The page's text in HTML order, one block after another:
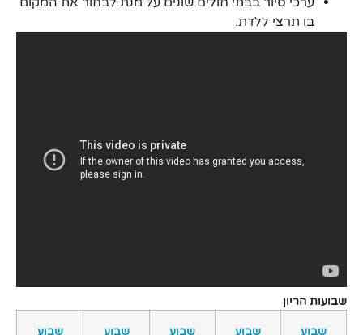
בו תרצי ללדת.
שבועות הריון
שבוע שבוע שבוע שבוע שבוע